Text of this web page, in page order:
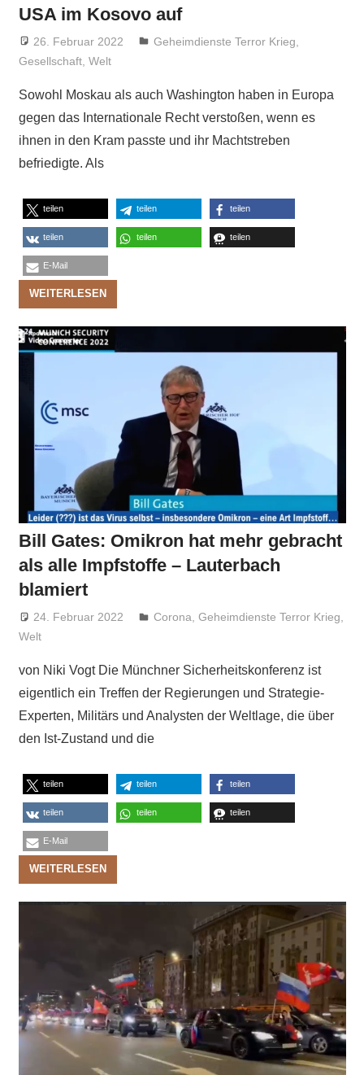
USA im Kosovo auf
26. Februar 2022 Niki Vogt
Geheimdienste Terror Krieg
Gesellschaft, Welt
Sowohl Moskau als auch Washington haben in Europa
gegen das Internationale Recht verstoßen, wenn es
ihnen in den Kram passte und ihr Machtstreben
befriedigte. Als
teilen teilen teilen
teilen teilen teilen
E-Mail
WEITERLESEN
Bill Gates: Omikron hat mehr gebracht
als alle Impfstoffe – Lauterbach
blamiert
24. Februar 2022 Niki Vogt
Corona ,Geheimdienste Terror Krieg
Welt
von Niki Vogt Die Münchner Sicherheitskonferenz ist
eigentlich ein Treffen der Regierungen und Strategie-
Experten, Militärs und Analysten der Weltlage, die über
den Ist-Zustand und die
teilen teilen teilen
teilen teilen teilen
E-Mail
WEITERLESEN